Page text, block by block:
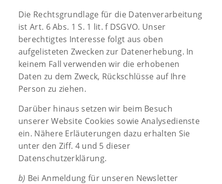
Die Rechtsgrundlage für die Datenverarbeitung
ist Art. 6 Abs. 1 S. 1 lit. f DSGVO. Unser
berechtigtes Interesse folgt aus oben
aufgelisteten Zwecken zur Datenerhebung. In
keinem Fall verwenden wir die erhobenen
Daten zu dem Zweck, Rückschlüsse auf Ihre
Person zu ziehen.
Darüber hinaus setzen wir beim Besuch
unserer Website Cookies sowie Analysedienste
ein. Nähere Erläuterungen dazu erhalten Sie
unter den Ziff. 4 und 5 dieser
Datenschutzerklärung.
b) Bei Anmeldung für unseren Newsletter